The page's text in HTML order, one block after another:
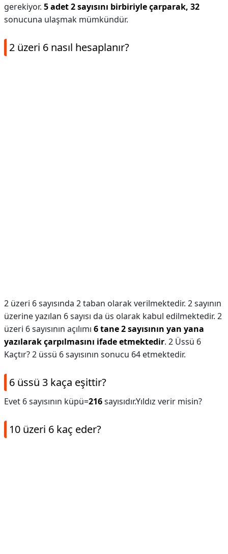
gerekiyor. 5 adet 2 sayısını birbiriyle çarparak, 32
sonucuna ulaşmak mümkündür.
2 üzeri 6 nasıl hesaplanır?
2 üzeri 6 sayısında 2 taban olarak verilmektedir. 2 sayının
üzerine yazılan 6 sayısı da üs olarak kabul edilmektedir. 2
üzeri 6 sayısının açılımı 6 tane 2 sayısının yan yana
yazılarak çarpılmasını ifade etmektedir. 2 Üssü 6
Kaçtır? 2 üssü 6 sayısının sonucu 64 etmektedir.
6 üssü 3 kaça eşittir?
Evet 6 sayısının küpü=216sayısıdır.Yıldız verir misin?
10 üzeri 6 kaç eder?